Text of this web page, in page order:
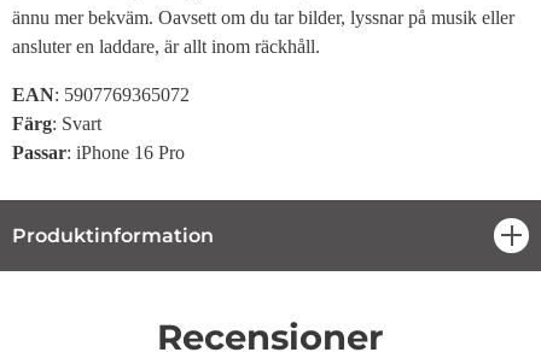
ännu mer bekväm. Oavsett om du tar bilder, lyssnar på musik eller
ansluter en laddare, är allt inom räckhåll.
EAN: 5907769365072
Färg: Svart
Passar: iPhone 16 Pro
Produktinformation
Recensioner